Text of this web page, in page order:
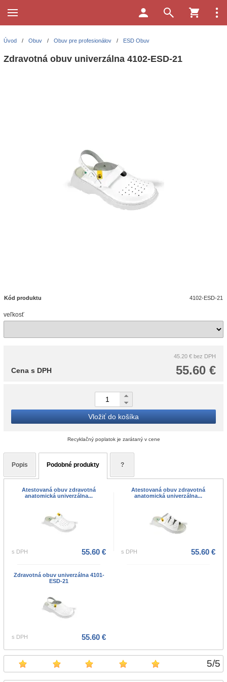
5/5
Úvod / Obuv / Obuv pre profesionálov / ESD Obuv
Zdravotná obuv univerzálna 4102-ESD-21
Kód produktu 4102-ESD-21
veľkosť
45.20 € bez DPH
55.60 €
Cena s DPH
Vložiť do košíka
Recyklačný poplatok je zarátaný v cene
Popis Podobné produkty ?
Atestovaná obuv zdravotná
anatomická univerzálna...
s DPH 55.60 €
Atestovaná obuv zdravotná
anatomická univerzálna...
s DPH 55.60 €
Zdravotná obuv univerzálna 4101-
ESD-21
s DPH 55.60 €